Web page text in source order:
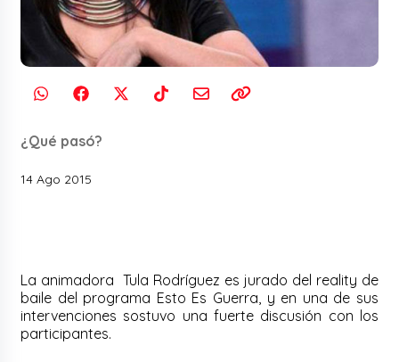
¿Qué pasó?
14 Ago 2015
La animadora Tula Rodríguez es jurado del reality de
baile del programa Esto Es Guerra, y en una de sus
intervenciones sostuvo una fuerte discusión con los
participantes.